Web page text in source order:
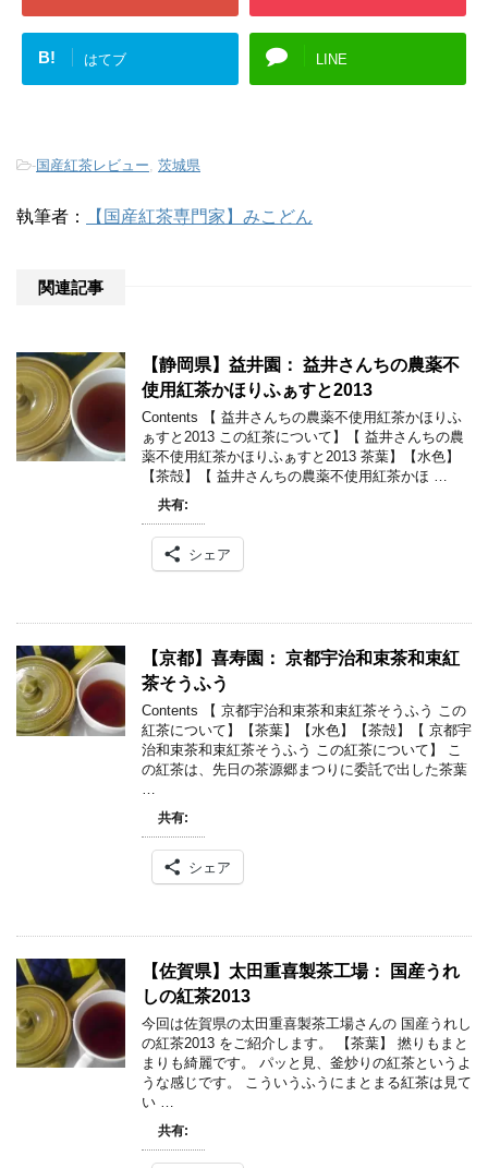
B! はてブ LINE
-国産紅茶レビュー, 茨城県
執筆者： 【国産紅茶専門家】みこどん
関連記事
【静岡県】益井園： 益井さんちの農薬不
使用紅茶かほりふぁすと2013
Contents 【 益井さんちの農薬不使用紅茶かほりふ
ぁすと2013 この紅茶について】【 益井さんちの農
薬不使用紅茶かほりふぁすと2013 茶葉】【水色】
【茶殻】【 益井さんちの農薬不使用紅茶かほ …
共有:
シェア
【京都】喜寿園： 京都宇治和束茶和束紅
茶そうふう
Contents 【 京都宇治和束茶和束紅茶そうふう この
紅茶について】【茶葉】【水色】【茶殻】【 京都宇
治和束茶和束紅茶そうふう この紅茶について】 こ
の紅茶は、先日の茶源郷まつりに委託で出した茶葉
…
共有:
シェア
【佐賀県】太田重喜製茶工場： 国産うれ
しの紅茶2013
今回は佐賀県の太田重喜製茶工場さんの 国産うれし
の紅茶2013 をご紹介します。 【茶葉】 撚りもまと
まりも綺麗です。 パッと見、釜炒りの紅茶というよ
うな感じです。 こういうふうにまとまる紅茶は見て
い …
共有: